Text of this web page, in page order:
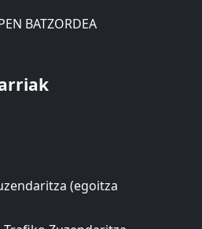
BATZORDEA
KONTSEILUA
FEDERAZIOA)
ARBITRAJE
(egoitza